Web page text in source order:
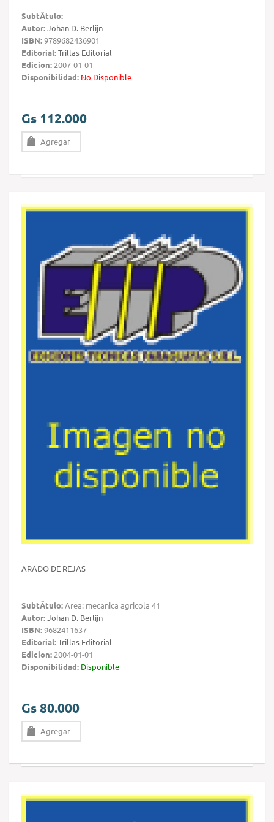
SubtÃ­tulo:
Autor:Johan D. Berlijn
ISBN:9789682436901
Editorial:Trillas Editorial
Edicion: 2007-01-01
Disponibilidad: No Disponible
Gs 112.000
Agregar
ARADO DE REJAS
SubtÃ­tulo:Area: mecanica agricola 41
Autor:Johan D. Berlijn
ISBN:9682411637
Editorial:Trillas Editorial
Edicion: 2004-01-01
Disponibilidad: Disponible
Gs 80.000
Agregar